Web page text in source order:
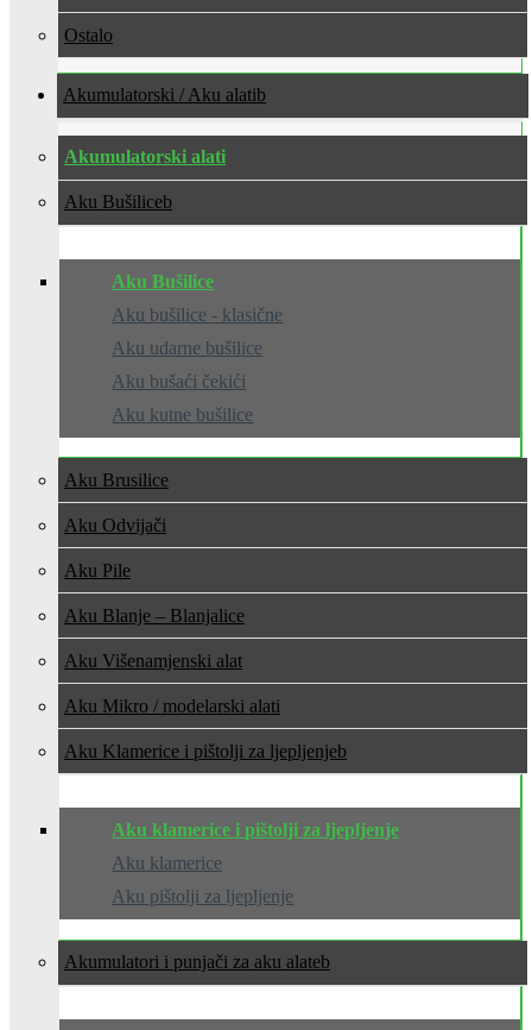
Ostalo
Akumulatorski / Aku alati
Akumulatorski alati
Aku Bušilice
Aku Bušilice
Aku bušilice - klasične
Aku udarne bušilice
Aku bušaći čekići
Aku kutne bušilice
Aku Brusilice
Aku Odvijači
Aku Pile
Aku Blanje – Blanjalice
Aku Višenamjenski alat
Aku Mikro / modelarski alati
Aku Klamerice i pištolji za ljepljenje
Aku klamerice i pištolji za ljepljenje
Aku klamerice
Aku pištolji za ljepljenje
Akumulatori i punjači za aku alate